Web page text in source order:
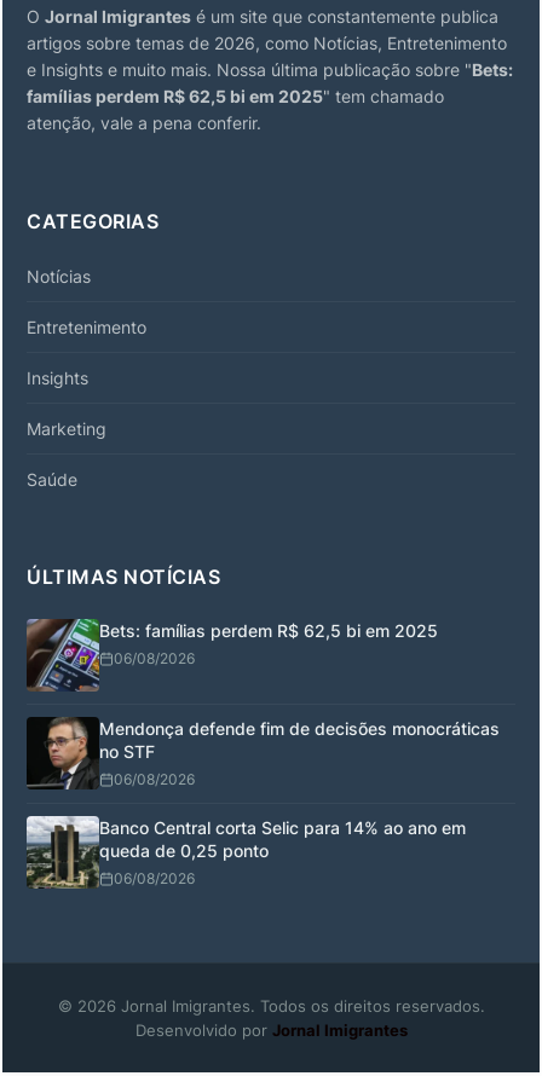
O Jornal Imigrantes é um site que constantemente publica
artigos sobre temas de 2026, como Notícias, Entretenimento
e Insights e muito mais. Nossa última publicação sobre "Bets:
famílias perdem R$ 62,5 bi em 2025" tem chamado
atenção, vale a pena conferir.
CATEGORIAS
Notícias
Entretenimento
Insights
Marketing
Saúde
ÚLTIMAS NOTÍCIAS
Bets: famílias perdem R$ 62,5 bi em 2025
06/08/2026
Mendonça defende fim de decisões monocráticas
no STF
06/08/2026
Banco Central corta Selic para 14% ao ano em
queda de 0,25 ponto
06/08/2026
© 2026 Jornal Imigrantes. Todos os direitos reservados.
Desenvolvido por Jornal Imigrantes